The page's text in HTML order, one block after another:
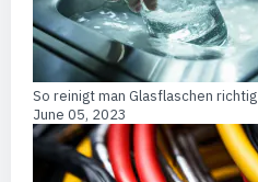
So reinigt man Glasflaschen richtig
June 05, 2023